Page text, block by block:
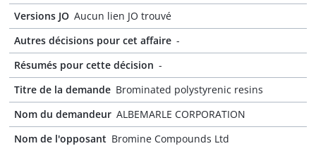
Versions JO Aucun lien JO trouvé
Autres décisions pour cet affaire -
Résumés pour cette décision -
Titre de la demande Brominated polystyrenic resins
Nom du demandeur ALBEMARLE CORPORATION
Nom de l'opposant Bromine Compounds Ltd